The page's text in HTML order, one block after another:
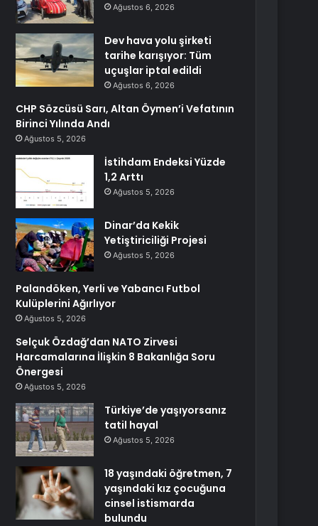
Ağustos 6, 2026
Dev hava yolu şirketi
tarihe karışıyor: Tüm
uçuşlar iptal edildi
Ağustos 6, 2026
CHP Sözcüsü Sarı, Altan Öymen’i Vefatının
Birinci Yılında Andı
Ağustos 5, 2026
İstihdam Endeksi Yüzde
1,2 Arttı
Ağustos 5, 2026
Dinar’da Kekik
Yetiştiriciliği Projesi
Ağustos 5, 2026
Palandöken, Yerli ve Yabancı Futbol
Kulüplerini Ağırlıyor
Ağustos 5, 2026
Selçuk Özdağ’dan NATO Zirvesi
Harcamalarına İlişkin 8 Bakanlığa Soru
Önergesi
Ağustos 5, 2026
Türkiye’de yaşıyorsanız
tatil hayal
Ağustos 5, 2026
18 yaşındaki öğretmen, 7
yaşındaki kız çocuğuna
cinsel istismarda
bulundu